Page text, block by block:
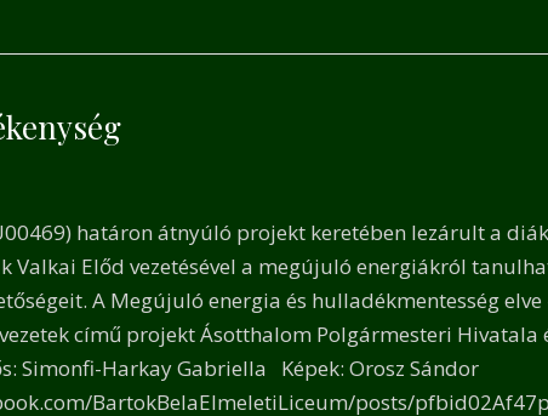
határon átnyúló projekt keretében lezárult a
Valkai Előd vezetésével a megújuló energiákról
A Megújuló energia és hulladékmentesség
című projekt Ásotthalom Polgármesteri
Simonfi-Harkay Gabriella Képek: Orosz Sándor
BartokBelaElmeletiLiceum/posts/